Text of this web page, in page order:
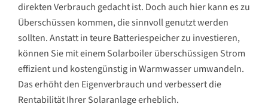
direkten Verbrauch gedacht ist. Doch auch hier kann es zu
Überschüssen kommen, die sinnvoll genutzt werden
sollten. Anstatt in teure Batteriespeicher zu investieren,
können Sie mit einem Solarboiler überschüssigen Strom
effizient und kostengünstig in Warmwasser umwandeln.
Das erhöht den Eigenverbrauch und verbessert die
Rentabilität Ihrer Solaranlage erheblich.